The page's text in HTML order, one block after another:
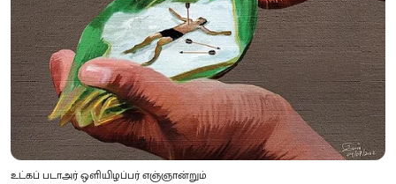
உட்கப் படாஅர் ஒளியிழப்பர் எஞ்ஞான்றும்